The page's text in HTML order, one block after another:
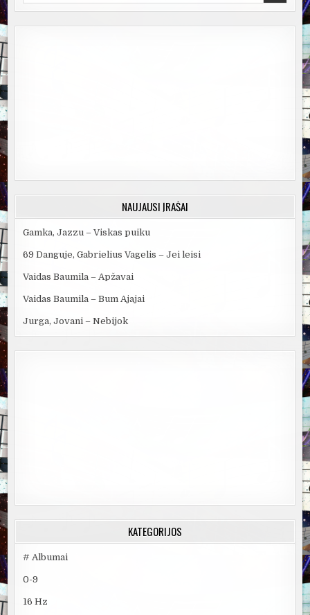
NAUJAUSI ĮRAŠAI
Gamka, Jazzu – Viskas puiku
69 Danguje, Gabrielius Vagelis – Jei leisi
Vaidas Baumila – Apžavai
Vaidas Baumila – Bum Ajajai
Jurga, Jovani – Nebijok
KATEGORIJOS
# Albumai
0-9
16 Hz